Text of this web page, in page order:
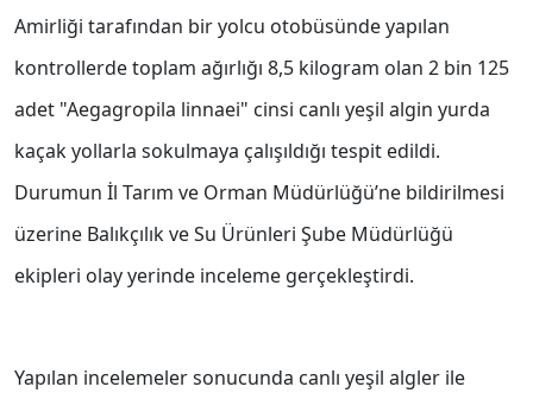
Amirliği tarafından bir yolcu otobüsünde yapılan
kontrollerde toplam ağırlığı 8,5 kilogram olan 2 bin 125
adet "Aegagropila linnaei" cinsi canlı yeşil algin yurda
kaçak yollarla sokulmaya çalışıldığı tespit edildi.
Durumun İl Tarım ve Orman Müdürlüğü’ne bildirilmesi
üzerine Balıkçılık ve Su Ürünleri Şube Müdürlüğü
ekipleri olay yerinde inceleme gerçekleştirdi.
Yapılan incelemeler sonucunda canlı yeşil algler ile